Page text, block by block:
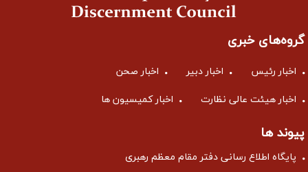
گروه‌های خبری
اخبار رئیس اخبار دبیر اخبار صحن
اخبار هیئت عالی نظارت اخبار کمیسیون ها
پیوند ها
پایگاه اطلاع رسانی دفتر مقام معظم رهبری